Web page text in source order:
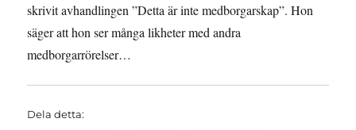
skrivit avhandlingen ”Detta är inte medborgarskap”. Hon
säger att hon ser många likheter med andra
medborgarrörelser…
Dela detta: